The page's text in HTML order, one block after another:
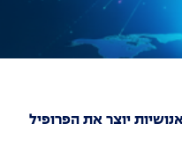
אנושיות יוצר את הפרופיל